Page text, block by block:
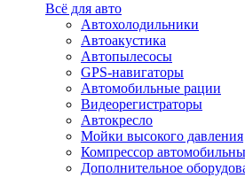
Всё для авто
Автохолодильники
Автоакустика
Автопылесосы
GPS-навигаторы
Автомобильные рации
Видеорегистраторы
Автокресло
Мойки высокого давления
Компрессор
Дополнительное